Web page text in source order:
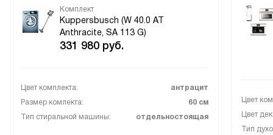
В другой раз, после долгого рабочего дня, хотелось
просто поужинать быстро и без шума. Техника работала
тихо, меня это очень порадовало, потому что в доме
не трачу на это вечность. Панель управления понятная, я
быстро освоилась и перестала заглядывать в инструкцию.
Мне важна надёжность, и первые месяцы она оправдала
Комплект
Kuppersbusch (W 40.0 AT
Anthracite, SA 113 G)
331 980 руб.
Цвет комплекта:
антрацит
Размер комлекта:
60 см
Тип стиральной машины:
отдельностоящая
Цвет
Цвет
Тип